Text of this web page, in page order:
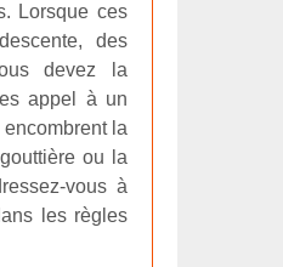
Lorsque ces
des
devez la
appel à un
la
ou la
vous à
les règles